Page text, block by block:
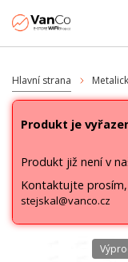
Hlavní strana
Produkt je
Produkt již není v
Kontaktujte prosím,
stejskal@vanco.cz